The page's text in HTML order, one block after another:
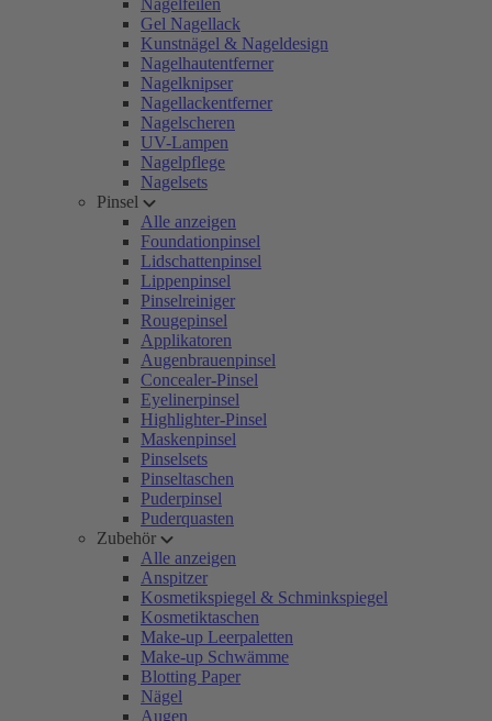
Nagelfeilen
Gel Nagellack
Kunstnägel & Nageldesign
Nagelhautentferner
Nagelknipser
Nagellackentferner
Nagelscheren
UV-Lampen
Nagelpflege
Nagelsets
Pinsel
Alle anzeigen
Foundationpinsel
Lidschattenpinsel
Lippenpinsel
Pinselreiniger
Rougepinsel
Applikatoren
Augenbrauenpinsel
Concealer-Pinsel
Eyelinerpinsel
Highlighter-Pinsel
Maskenpinsel
Pinselsets
Pinseltaschen
Puderpinsel
Puderquasten
Zubehör
Alle anzeigen
Anspitzer
Kosmetikspiegel & Schminkspiegel
Kosmetiktaschen
Make-up Leerpaletten
Make-up Schwämme
Blotting Paper
Nägel
Augen